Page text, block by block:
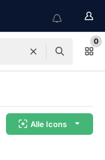
0
Alle Icons